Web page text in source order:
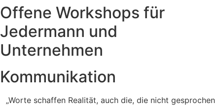
Offene Workshops für
Jedermann und
Unternehmen
Kommunikation
„Worte schaffen Realität, auch die, die nicht gesprochen